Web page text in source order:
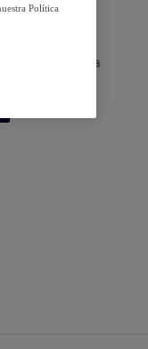
kinvara
Política